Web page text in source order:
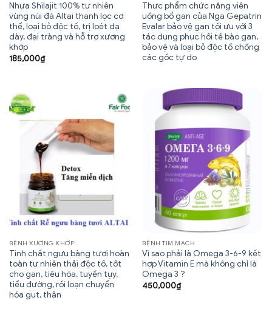
Nhựa Shilajit 100% tự nhiên
vùng núi đá Altai thanh lọc cơ
thể, loại bỏ độc tố, trị loét dạ
dày, đại tràng và hỗ trợ xương
khớp
185,000₫
Thực phẩm chức năng viên
uống bổ gan của Nga Gepatrin
Evalar bảo vệ gan tối ưu với 3
tác dụng phục hồi tế bào gan,
bảo vệ và loại bỏ độc tố chống
các gốc tự do
BỆNH XƯƠNG KHỚP
Tinh chất ngưu bàng tươi hoàn
toàn tự nhiên thải độc tố, tốt
cho gan, tiêu hóa, tuyến tụy,
tiểu đường, rối loạn chuyển
hóa gut, thận
BỆNH TIM MẠCH
Vì sao phải là Omega 3-6-9 kết
hợp Vitamin E mà không chỉ là
Omega 3 ?
450,000₫